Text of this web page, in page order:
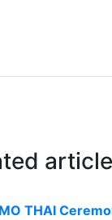
article
THAI